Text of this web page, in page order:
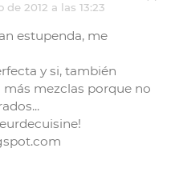
de 2012 a las 13:23
estupenda, me
y si, también
mezclas porque no